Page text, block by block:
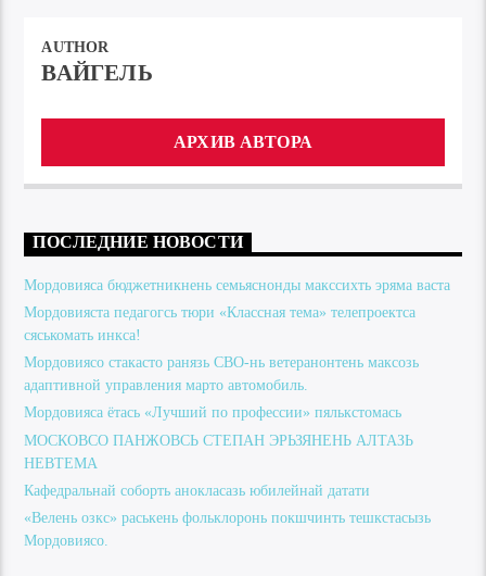
AUTHOR
ВАЙГЕЛЬ
АРХИВ АВТОРА
ПОСЛЕДНИЕ НОВОСТИ
Мордовияса бюджетникнень семьяснонды макссихть эряма васта
Мордовияста педагогсь тюри «Классная тема» телепроектса
сяськомать инкса!
Мордовиясо стакасто ранязь СВО-нь ветеранонтень максозь
адаптивной управления марто автомобиль.
Мордовияса ётась «Лучший по профессии» пялькстомась
МОСКОВСО ПАНЖОВСЬ СТЕПАН ЭРЬЗЯНЕНЬ АЛТАЗЬ
НЕВТЕМА
Кафедральнай соборть анокласазь юбилейнай датати
«Велень озкс» раськень фольклоронь покшчинть тешкстасызь
Мордовиясо.